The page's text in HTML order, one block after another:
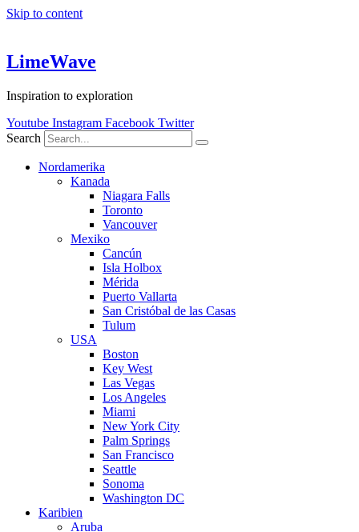
Skip to content
LimeWave
Inspiration to exploration
Youtube Instagram Facebook Twitter
Search
Nordamerika
Kanada
Niagara Falls
Toronto
Vancouver
Mexiko
Cancún
Isla Holbox
Mérida
Puerto Vallarta
San Cristóbal de las Casas
Tulum
USA
Boston
Key West
Las Vegas
Los Angeles
Miami
New York City
Palm Springs
San Francisco
Seattle
Sonoma
Washington DC
Karibien
Aruba